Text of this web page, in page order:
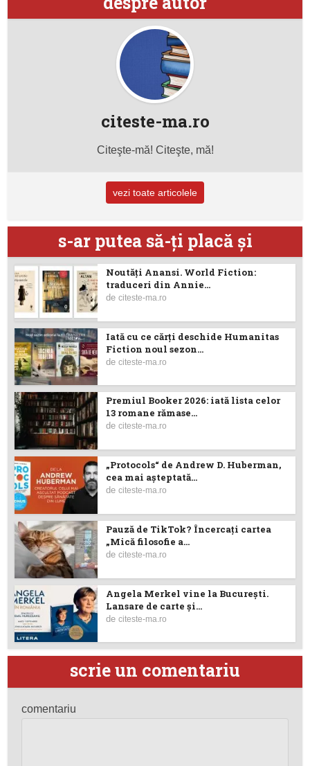
citeste-ma.ro
Citeşte-mă! Citeşte, mă!
vezi toate articolele
s-ar putea să-ţi placă şi
Noutăţi Anansi. World Fiction:
traduceri din Annie...
deciteste-ma.ro
Iată cu ce cărţi deschide Humanitas
Fiction noul sezon...
deciteste-ma.ro
Premiul Booker 2026: iată lista celor
13 romane rămase...
deciteste-ma.ro
„Protocols“ de Andrew D. Huberman,
cea mai așteptată...
deciteste-ma.ro
Pauză de TikTok? Încercaţi cartea
„Mică filosofie a...
deciteste-ma.ro
Angela Merkel vine la București.
Lansare de carte şi...
deciteste-ma.ro
scrie un comentariu
comentariu